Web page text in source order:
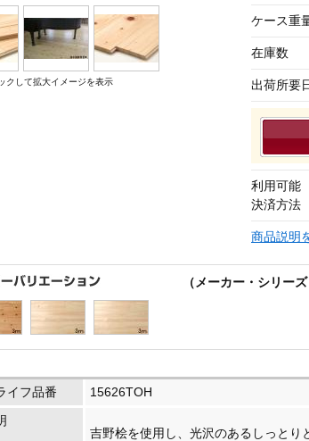
クして拡大イメージを表示
ケース重
在庫数
出荷所要
利用可能
決済方法
商品説明
（メーカー・シリー
イフ品番
15626TOH
吉野桧を使用し、光沢のあるしっとり